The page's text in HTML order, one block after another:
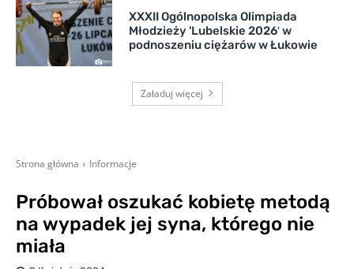
XXXII Ogólnopolska Olimpiada
Młodzieży 'Lubelskie 2026′ w
podnoszeniu ciężarów w Łukowie
Załaduj więcej